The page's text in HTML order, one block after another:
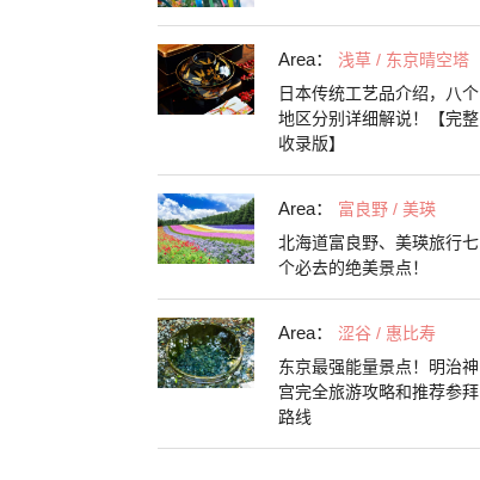
Area：
浅草 / 东京晴空塔
日本传统工艺品介绍，八个
地区分别详细解说！【完整
收录版】
Area：
富良野 / 美瑛
北海道富良野、美瑛旅行七
个必去的绝美景点！
Area：
涩谷 / 惠比寿
东京最强能量景点！明治神
宫完全旅游攻略和推荐参拜
路线